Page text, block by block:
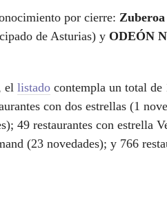
por cierre: Zuberoa
de Asturias) y ODEÓN
el listado contempla un total de
con dos estrellas (1
49 restaurantes con estrella
(23 novedades); y 766